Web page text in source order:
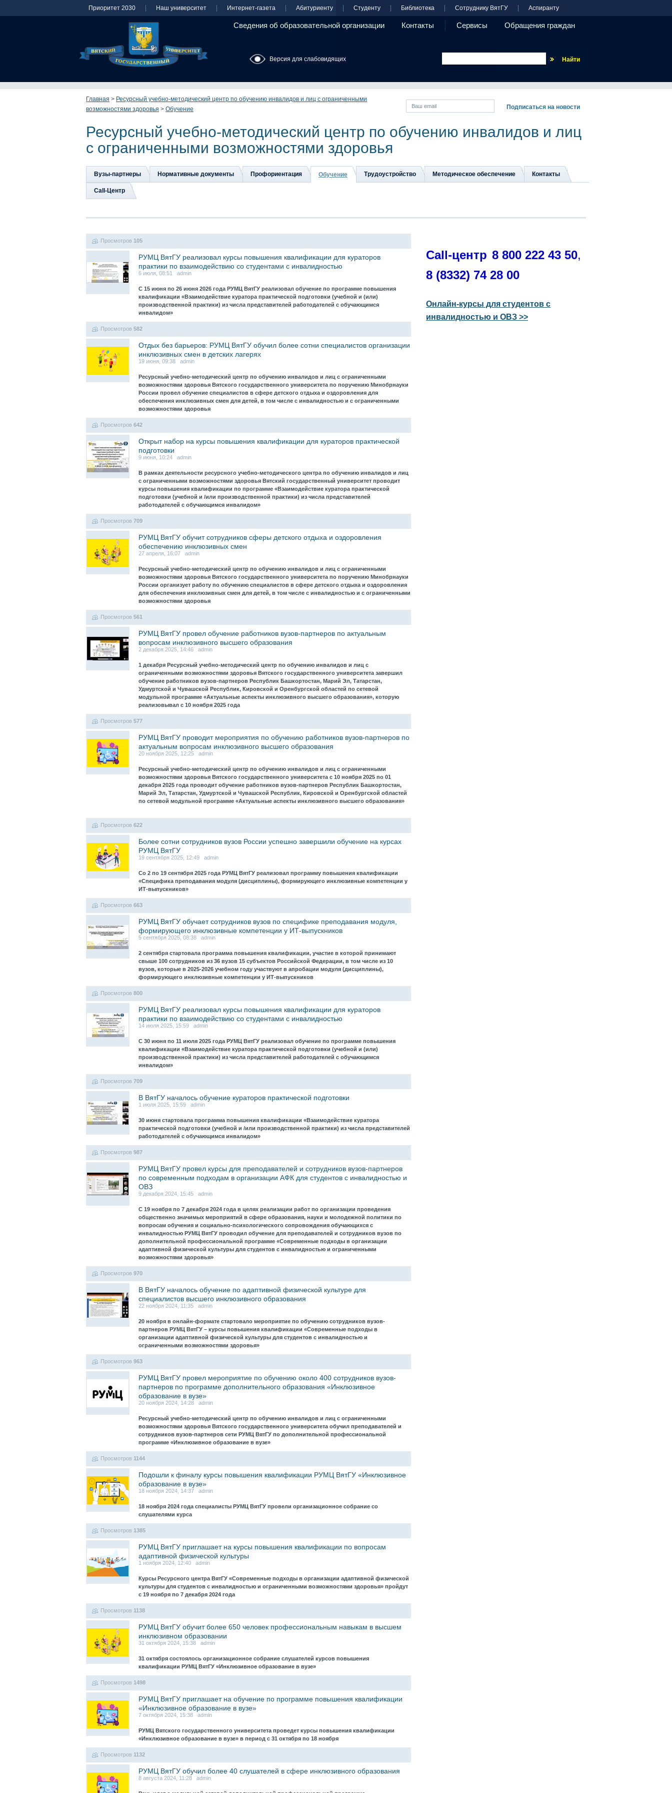
Приоритет 2030 Наш университет Интернет-газета Абитуриенту Студенту Библиотека Сотруднику ВятГУ Аспиранту
Сведения об образовательной организации Контакты Сервисы Обращения граждан
Версия для слабовидящих
Главная > Ресурсный учебно-методический центр по обучению инвалидов и лиц с ограниченными
возможностями здоровья > Обучение
Ресурсный учебно-методический центр по обучению инвалидов и лиц
с ограниченными возможностями здоровья
Вузы-партнеры Нормативные документы Профориентация Обучение Трудоустройство Методическое обеспечение Контакты
Сall-Центр
Просмотров 105
РУМЦ ВятГУ реализовал курсы повышения квалификации для кураторов
практики по взаимодействию со студентами с инвалидностью
6 июля, 08:51 admin
С 15 июня по 26 июня 2026 года РУМЦ ВятГУ реализовал обучение по программе повышения
квалификации «Взаимодействие куратора практической подготовки (учебной и (или)
производственной практики) из числа представителей работодателей с обучающимся
инвалидом»
Просмотров 582
Отдых без барьеров: РУМЦ ВятГУ обучил более сотни специалистов организации
инклюзивных смен в детских лагерях
19 июня, 09:38 admin
Ресурсный учебно-методический центр по обучению инвалидов и лиц с ограниченными
возможностями здоровья Вятского государственного университета по поручению Минобрнауки
России провел обучение специалистов в сфере детского отдыха и оздоровления для
обеспечения инклюзивных смен для детей, в том числе с инвалидностью и с ограниченными
возможностями здоровья
Просмотров 642
Открыт набор на курсы повышения квалификации для кураторов практической
подготовки
9 июня, 10:24 admin
В рамках деятельности ресурсного учебно-методического центра по обучению инвалидов и лиц
с ограниченными возможностями здоровья Вятский государственный университет проводит
курсы повышения квалификации по программе «Взаимодействие куратора практической
подготовки (учебной и /или производственной практики) из числа представителей
работодателей с обучающимся инвалидом»
Просмотров 709
РУМЦ ВятГУ обучит сотрудников сферы детского отдыха и оздоровления
обеспечению инклюзивных смен
27 апреля, 16:07 admin
Ресурсный учебно-методический центр по обучению инвалидов и лиц с ограниченными
возможностями здоровья Вятского государственного университета по поручению Минобрнауки
России организует работу по обучению специалистов в сфере детского отдыха и оздоровления
для обеспечения инклюзивных смен для детей, в том числе с инвалидностью и с ограниченными
возможностями здоровья
Просмотров 561
РУМЦ ВятГУ провел обучение работников вузов-партнеров по актуальным
вопросам инклюзивного высшего образования
2 декабря 2025, 14:46 admin
1 декабря Ресурсный учебно-методический центр по обучению инвалидов и лиц с
ограниченными возможностями здоровья Вятского государственного университета завершил
обучение работников вузов-партнеров Республик Башкортостан, Марий Эл, Татарстан,
Удмуртской и Чувашской Республик, Кировской и Оренбургской областей по сетевой
модульной программе «Актуальные аспекты инклюзивного высшего образования», которую
реализовывал с 10 ноября 2025 года
Просмотров 577
РУМЦ ВятГУ проводит мероприятия по обучению работников вузов-партнеров по
актуальным вопросам инклюзивного высшего образования
20 ноября 2025, 12:25 admin
Ресурсный учебно-методический центр по обучению инвалидов и лиц с ограниченными
возможностями здоровья Вятского государственного университета с 10 ноября 2025 по 01
декабря 2025 года проводит обучение работников вузов-партнеров Республик Башкортостан,
Марий Эл, Татарстан, Удмуртской и Чувашской Республик, Кировской и Оренбургской областей
по сетевой модульной программе «Актуальные аспекты инклюзивного высшего образования»
Просмотров 622
Более сотни сотрудников вузов России успешно завершили обучение на курсах
РУМЦ ВятГУ
19 сентября 2025, 12:49 admin
Со 2 по 19 сентября 2025 года РУМЦ ВятГУ реализовал программу повышения квалификации
«Специфика преподавания модуля (дисциплины), формирующего инклюзивные компетенции у
ИТ-выпускников»
Просмотров 663
РУМЦ ВятГУ обучает сотрудников вузов по специфике преподавания модуля,
формирующего инклюзивные компетенции у ИТ-выпускников
5 сентября 2025, 08:38 admin
2 сентября стартовала программа повышения квалификации, участие в которой принимают
свыше 100 сотрудников из 36 вузов 15 субъектов Российской Федерации, в том числе из 10
вузов, которые в 2025-2026 учебном году участвуют в апробации модуля (дисциплины),
формирующего инклюзивные компетенции у ИТ-выпускников
Просмотров 800
РУМЦ ВятГУ реализовал курсы повышения квалификации для кураторов
практики по взаимодействию со студентами с инвалидностью
14 июля 2025, 15:59 admin
С 30 июня по 11 июля 2025 года РУМЦ ВятГУ реализовал обучение по программе повышения
квалификации «Взаимодействие куратора практической подготовки (учебной и (или)
производственной практики) из числа представителей работодателей с обучающимся
инвалидом»
Просмотров 709
В ВятГУ началось обучение кураторов практической подготовки
1 июля 2025, 15:59 admin
30 июня стартовала программа повышения квалификации «Взаимодействие куратора
практической подготовки (учебной и /или производственной практики) из числа представителей
работодателей с обучающимся инвалидом»
Просмотров 987
РУМЦ ВятГУ провел курсы для преподавателей и сотрудников вузов-партнеров
по современным подходам в организации АФК для студентов с инвалидностью и
ОВЗ
9 декабря 2024, 15:45 admin
С 19 ноября по 7 декабря 2024 года в целях реализации работ по организации проведения
общественно значимых мероприятий в сфере образования, науки и молодежной политики по
вопросам обучения и социально-психологического сопровождения обучающихся с
инвалидностью РУМЦ ВятГУ проводил обучение для преподавателей и сотрудников вузов по
дополнительной профессиональной программе «Современные подходы в организации
адаптивной физической культуры для студентов с инвалидностью и ограниченными
возможностями здоровья»
Просмотров 970
В ВятГУ началось обучение по адаптивной физической культуре для
специалистов высшего инклюзивного образования
22 ноября 2024, 11:35 admin
20 ноября в онлайн-формате стартовало мероприятие по обучению сотрудников вузов-
партнеров РУМЦ ВятГУ – курсы повышения квалификации «Современные подходы в
организации адаптивной физической культуры для студентов с инвалидностью и
ограниченными возможностями здоровья»
Просмотров 963
РУМЦ ВятГУ провел мероприятие по обучению около 400 сотрудников вузов-
партнеров по программе дополнительного образования «Инклюзивное
образование в вузе»
20 ноября 2024, 14:28 admin
Ресурсный учебно-методический центр по обучению инвалидов и лиц с ограниченными
возможностями здоровья Вятского государственного университета обучил преподавателей и
сотрудников вузов-партнеров сети РУМЦ ВятГУ по дополнительной профессиональной
программе «Инклюзивное образование в вузе»
Просмотров 1144
Подошли к финалу курсы повышения квалификации РУМЦ ВятГУ «Инклюзивное
образование в вузе»
18 ноября 2024, 14:37 admin
18 ноября 2024 года специалисты РУМЦ ВятГУ провели организационное собрание со
слушателями курса
Просмотров 1385
РУМЦ ВятГУ приглашает на курсы повышения квалификации по вопросам
адаптивной физической культуры
1 ноября 2024, 12:40 admin
Курсы Ресурсного центра ВятГУ «Современные подходы в организации адаптивной физической
культуры для студентов с инвалидностью и ограниченными возможностями здоровья» пройдут
с 19 ноября по 7 декабря 2024 года
Просмотров 1138
РУМЦ ВятГУ обучит более 650 человек профессиональным навыкам в высшем
инклюзивном образовании
31 октября 2024, 15:38 admin
31 октября состоялось организационное собрание слушателей курсов повышения
квалификации РУМЦ ВятГУ «Инклюзивное образование в вузе»
Просмотров 1498
РУМЦ ВятГУ приглашает на обучение по программе повышения квалификации
«Инклюзивное образование в вузе»
7 октября 2024, 15:38 admin
РУМЦ Вятского государственного университета проведет курсы повышения квалификации
«Инклюзивное образование в вузе» в период с 31 октября по 18 ноября
Просмотров 1132
РУМЦ ВятГУ обучил более 40 слушателей в сфере инклюзивного образования
8 августа 2024, 11:28 admin
Call-центр 8 800 222 43 50,
8 (8332) 74 28 00
Онлайн-курсы для студентов с
инвалидностью и ОВЗ >>